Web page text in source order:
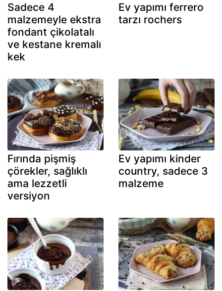
Sadece 4
malzemeyle ekstra
fondant çikolatalı
ve kestane kremalı
kek
Ev yapımı ferrero
tarzı rochers
Fırında pişmiş
çörekler, sağlıklı
ama lezzetli
versiyon
Ev yapımı kinder
country, sadece 3
malzeme